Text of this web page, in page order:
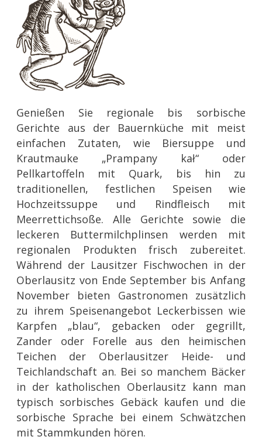
Genießen Sie regionale bis sorbische
Gerichte aus der Bauernküche mit meist
einfachen Zutaten, wie Biersuppe und
Krautmauke „Prampany kał“ oder
Pellkartoffeln mit Quark, bis hin zu
traditionellen, festlichen Speisen wie
Hochzeitssuppe und Rindfleisch mit
Meerrettichsoße. Alle Gerichte sowie die
leckeren Buttermilchplinsen werden mit
regionalen Produkten frisch zubereitet.
Während der Lausitzer Fischwochen in der
Oberlausitz von Ende September bis Anfang
November bieten Gastronomen zusätzlich
zu ihrem Speisenangebot Leckerbissen wie
Karpfen „blau“, gebacken oder gegrillt,
Zander oder Forelle aus den heimischen
Teichen der Oberlausitzer Heide- und
Teichlandschaft an. Bei so manchem Bäcker
in der katholischen Oberlausitz kann man
typisch sorbisches Gebäck kaufen und die
sorbische Sprache bei einem Schwätzchen
mit Stammkunden hören.